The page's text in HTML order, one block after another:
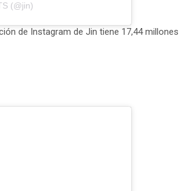
(@jin)
de Instagram de Jin tiene 17,44